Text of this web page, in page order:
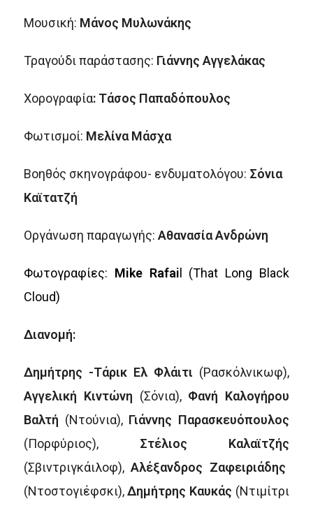
Μουσική: Μάνος Μυλωνάκης
Τραγούδι παράστασης: Γιάννης Αγγελάκας
Χορογραφία: Τάσος Παπαδόπουλος
Φωτισμοί: Μελίνα Μάσχα
Βοηθός σκηνογράφου- ενδυματολόγου: Σόνια
Καϊτατζή
Οργάνωση παραγωγής: Αθανασία Ανδρώνη
Φωτογραφίες: Mike Rafai (That Long Black
Cloud)
Διανομή:
Δημήτρης -Τάρικ Ελ Φλάιτι (Ρασκόλνικωφ),
Αγγελική Κιντώνη (Σόνια),Φανή Καλογήρου
Βαλτή (Ντούνια), Γιάννης Παρασκευόπουλος
(Πορφύριος), Στέλιος Καλαϊτζής
(Σβιντριγκάιλοφ),Αλέξανδρος Ζαφειριάδης
(Ντοστογιέφσκι),Δημήτρης Καυκάς (Ντιμίτρι